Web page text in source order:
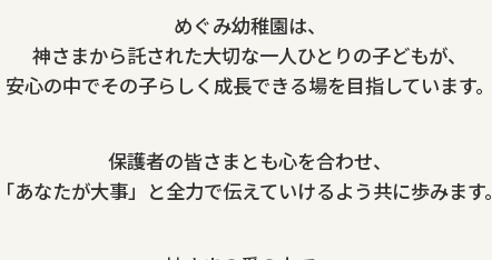
めぐみ幼稚園は、
神さまから託された大切な一人ひとりの子どもが、
安心の中でその子らしく成長できる場を目指しています。
保護者の皆さまとも心を合わせ、
あなたが大事」と全力で伝えていけるよう共に歩みます。